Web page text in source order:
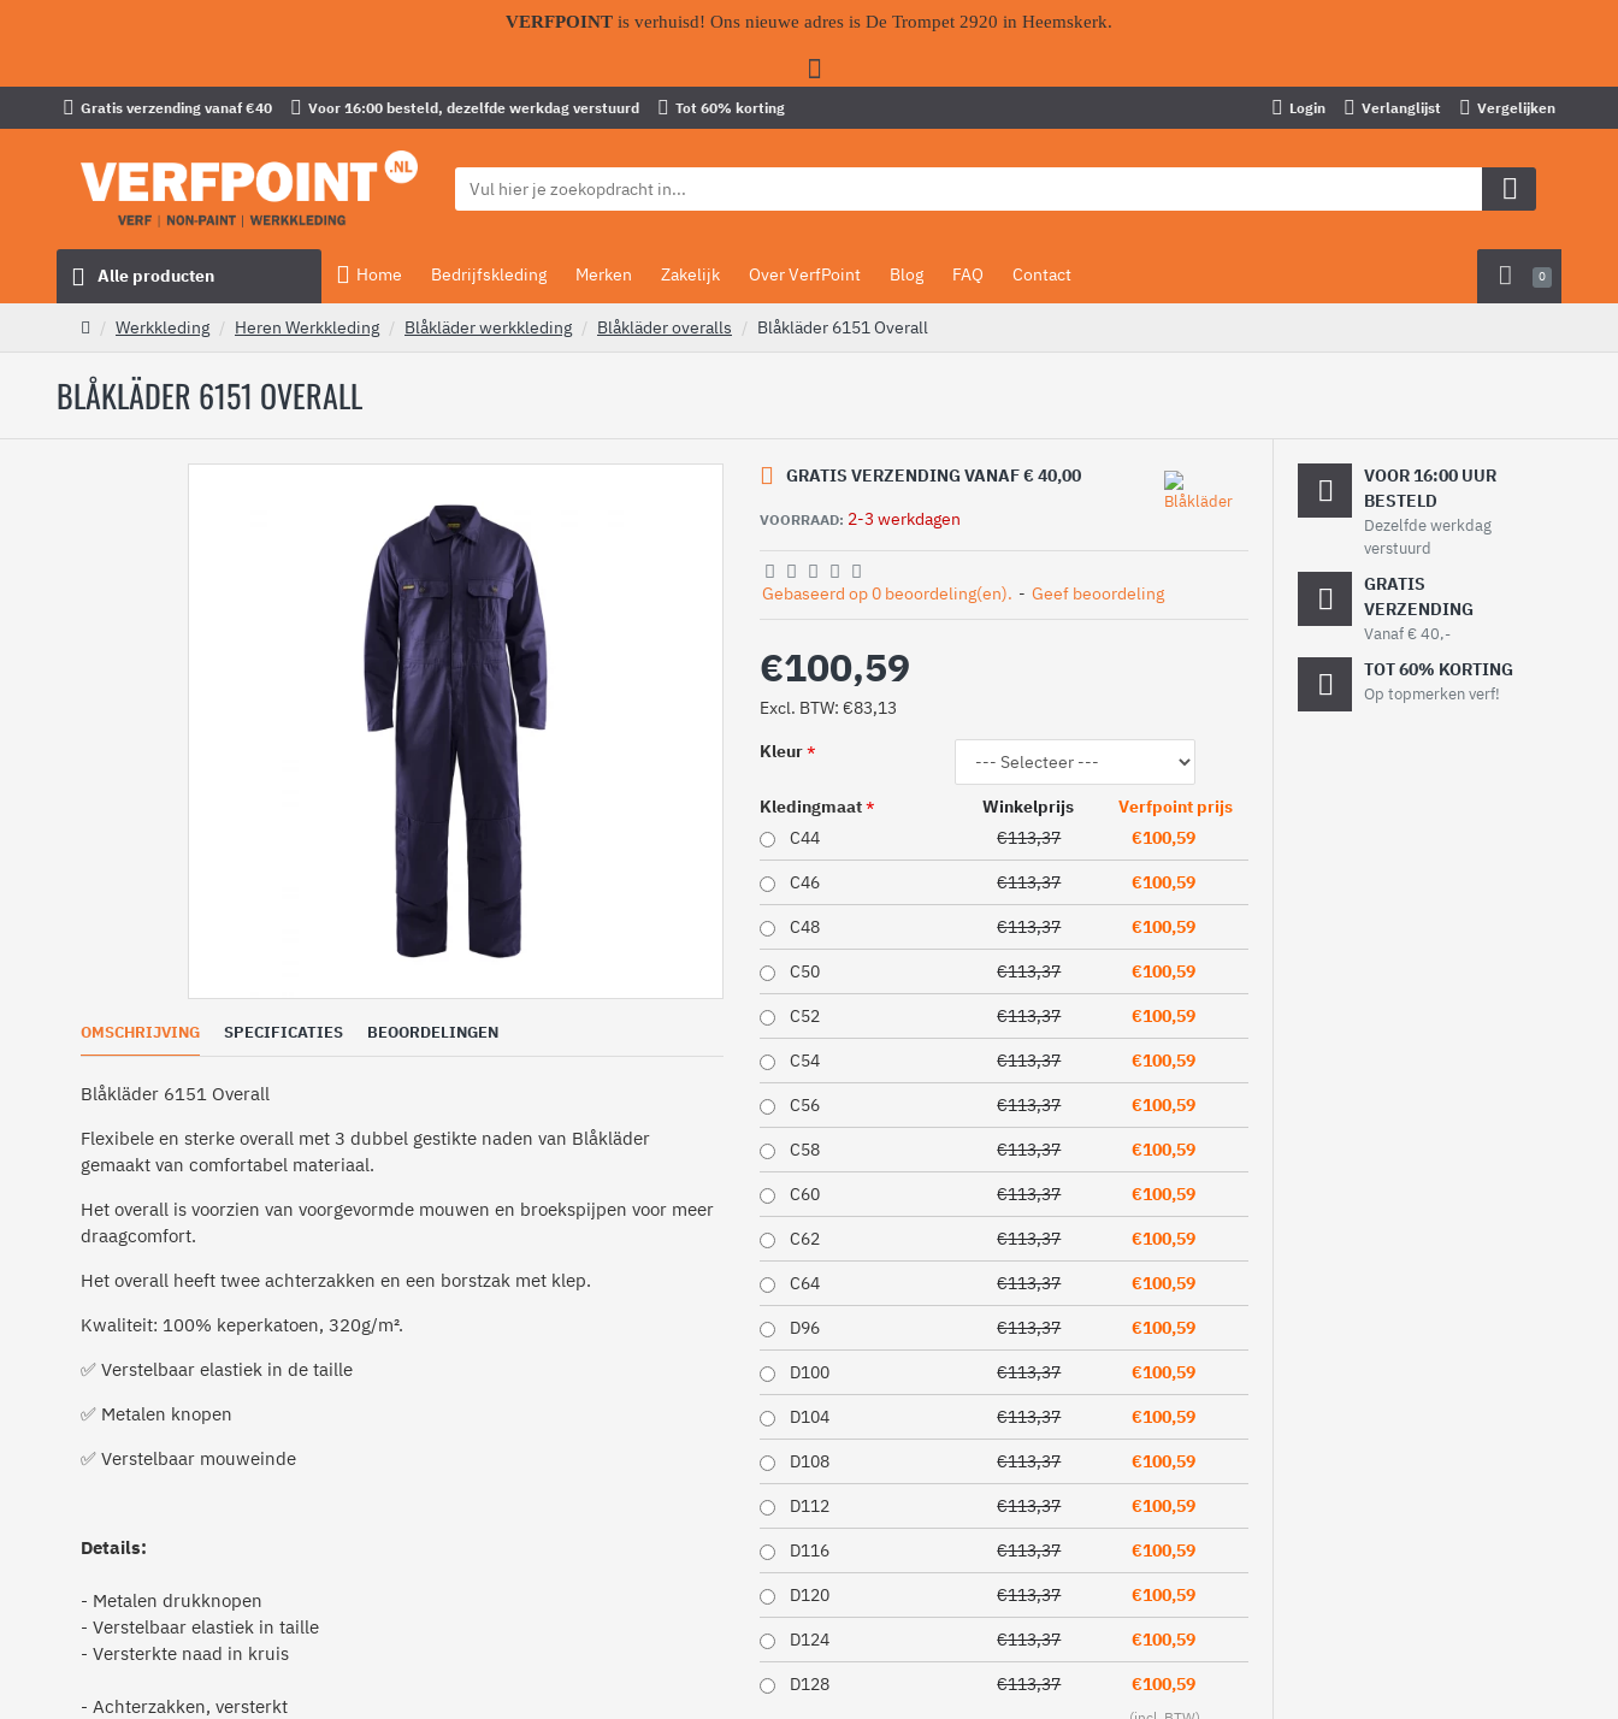
VERFPOINT is verhuisd! Ons nieuwe adres is De Trompet 2920 in Heemskerk.
Gratis verzending vanaf €40 Voor 16:00 besteld, dezelfde werkdag verstuurd Tot 60% korting Login Verlanglijst Vergelijken
Alle producten Home Bedrijfskleding Merken Zakelijk Over VerfPoint Blog FAQ Contact 0
Werkkleding Heren Werkkleding Blåkläder werkkleding Blåkläder overalls Blåkläder 6151 Overall
BLÅKLÄDER 6151 OVERALL
OMSCHRIJVING SPECIFICATIES BEOORDELINGEN
Blåkläder 6151 Overall
Flexibele en sterke overall met 3 dubbel gestikte naden van Blåkläder
gemaakt van comfortabel materiaal.
Het overall is voorzien van voorgevormde mouwen en broekspijpen voor meer
draagcomfort.
Het overall heeft twee achterzakken en een borstzak met klep.
Kwaliteit: 100% keperkatoen, 320g/m².
✅ Verstelbaar elastiek in de taille
✅ Metalen knopen
✅ Verstelbaar mouweinde
Details:
- Metalen drukknopen
- Verstelbaar elastiek in taille
- Versterkte naad in kruis
- Achterzakken, versterkt
GRATIS VERZENDING VANAF € 40,00
VOORRAAD: 2-3 werkdagen
Gebaseerd op 0 beoordeling(en). - Geef beoordeling
€100,59
Excl. BTW: €83,13
Kleur
Kledingmaat Winkelprijs
Verfpoint prijs
€113,37
€100,59
C44
€113,37 €100,59
C46
€113,37 €100,59
C48
€113,37 €100,59
C50
€113,37 €100,59
C52
€113,37 €100,59
C54
€113,37 €100,59
C56
€113,37 €100,59
C58
€113,37 €100,59
C60
€113,37 €100,59
C62
€113,37 €100,59
C64
€113,37 €100,59
D96
€113,37 €100,59
D100
€113,37 €100,59
D104
€113,37 €100,59
D108
€113,37 €100,59
D112
€113,37 €100,59
D116
€113,37 €100,59
D120
€113,37 €100,59
D124
€113,37 €100,59
D128
VOOR 16:00 UUR
BESTELD
Dezelfde werkdag
verstuurd
GRATIS
VERZENDING
Vanaf € 40,-
TOT 60% KORTING
Op topmerken verf!